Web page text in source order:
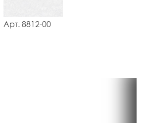
Арт. 8812-00